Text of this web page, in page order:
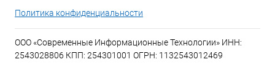
Политика конфиденциальности
ООО «Современные Информационные Технологии» ИНН:
2543028806 КПП: 254301001 ОГРН: 1132543012469